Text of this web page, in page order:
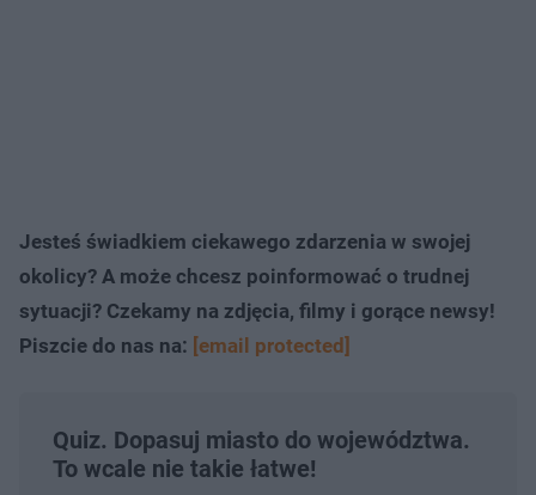
Jesteś świadkiem ciekawego zdarzenia w swojej
okolicy? A może chcesz poinformować o trudnej
sytuacji? Czekamy na zdjęcia, filmy i gorące newsy!
Piszcie do nas na: [email protected]
Quiz. Dopasuj miasto do województwa.
To wcale nie takie łatwe!